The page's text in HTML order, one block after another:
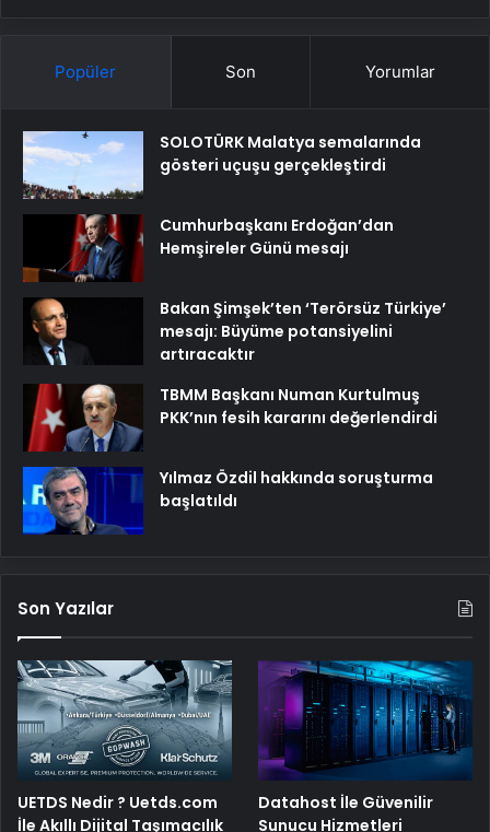
Popüler Son Yorumlar
SOLOTÜRK Malatya semalarında
gösteri uçuşu gerçekleştirdi
Cumhurbaşkanı Erdoğan’dan
Hemşireler Günü mesajı
Bakan Şimşek’ten ‘Terörsüz Türkiye’
mesajı: Büyüme potansiyelini
artıracaktır
TBMM Başkanı Numan Kurtulmuş
PKK’nın fesih kararını değerlendirdi
Yılmaz Özdil hakkında soruşturma
başlatıldı
Son Yazılar
UETDS Nedir ? Uetds.com
İle Akıllı Dijital Taşımacılık
Datahost İle Güvenilir
Sunucu Hizmetleri